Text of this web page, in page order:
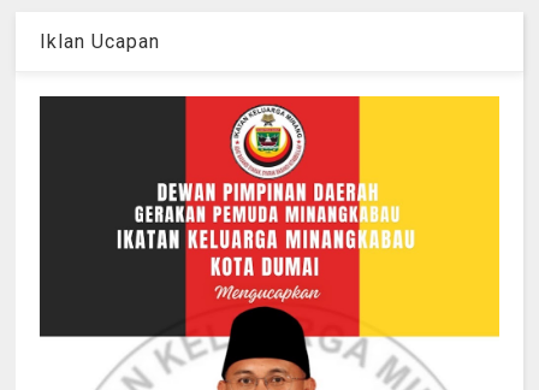
Iklan Ucapan